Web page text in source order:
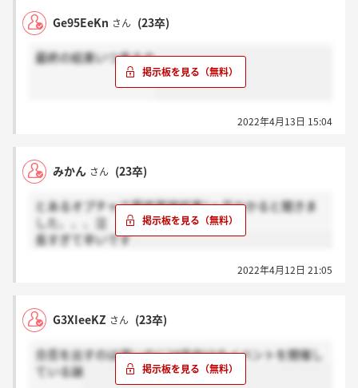
って書いてあって不安で……
Ge95EeKn さん (23卒)
最終の結果いつ来るの
2022年4月13日 15:04
みかん さん (23卒)
とあるオプチャで最終面接結果1ヶ月かかると聞きま
した、、、泣
長すぎて辛いです
2022年4月12日 21:05
G3XIeeKZ さん (23卒)
合否を出すのは遅いのに24卒向けのイベントを開催し
ている謎